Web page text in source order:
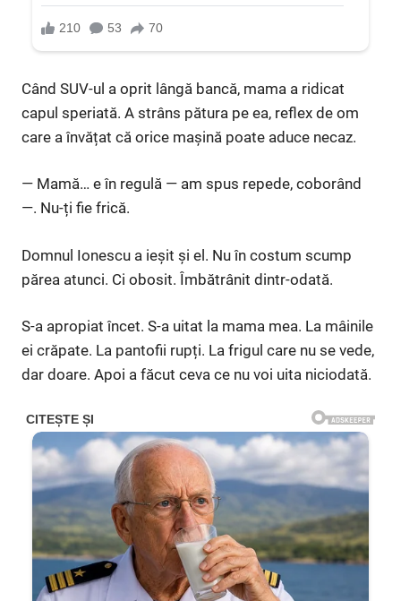
Când SUV-ul a oprit lângă bancă, mama a ridicat
capul speriată. A strâns pătura pe ea, reflex de om
care a învățat că orice mașină poate aduce necaz.
— Mamă… e în regulă — am spus repede, coborând
—. Nu-ți fie frică.
Domnul Ionescu a ieșit și el. Nu în costum scump
părea atunci. Ci obosit. Îmbătrânit dintr-odată.
S-a apropiat încet. S-a uitat la mama mea. La mâinile
ei crăpate. La pantofii rupți. La frigul care nu se vede,
dar doare. Apoi a făcut ceva ce nu voi uita niciodată.